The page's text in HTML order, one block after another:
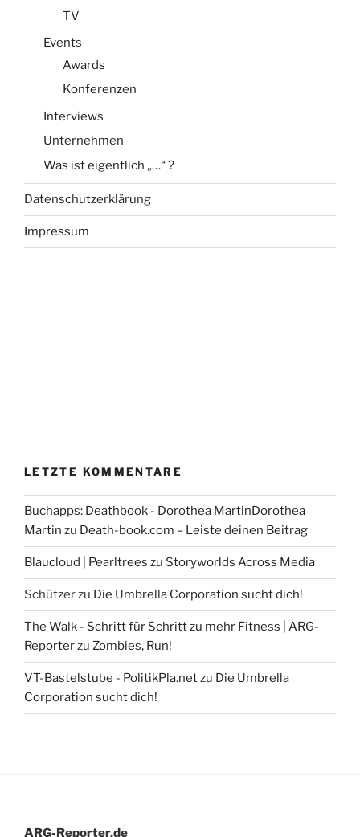
TV
Events
Awards
Konferenzen
Interviews
Unternehmen
Was ist eigentlich „…“ ?
Datenschutzerklärung
Impressum
LETZTE KOMMENTARE
Buchapps: Deathbook - Dorothea MartinDorothea
Martin zu Death-book.com – Leiste deinen Beitrag
Blaucloud | Pearltrees zu Storyworlds Across Media
Schützerzu Die Umbrella Corporation sucht dich!
The Walk - Schritt für Schritt zu mehr Fitness | ARG-
Reporterzu Zombies, Run!
VT-Bastelstube - PolitikPla.netzu Die Umbrella
Corporation sucht dich!
ARG-Reporter.de